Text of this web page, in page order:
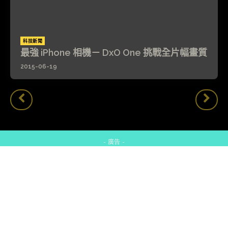
科技新聞
最強 iPhone 相機－ DxO One 挑戰全片幅畫質
2015-06-19
- 廣告 -